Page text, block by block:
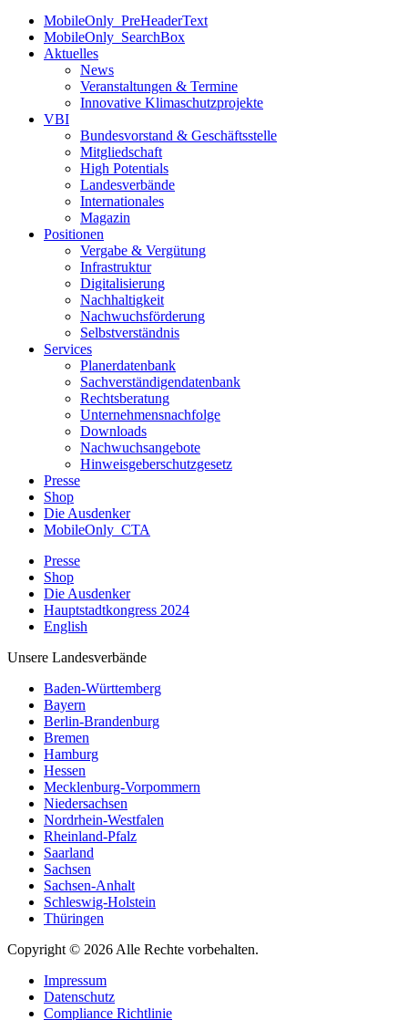
MobileOnly_PreHeaderText
MobileOnly_SearchBox
Aktuelles
News
Veranstaltungen & Termine
Innovative Klimaschutzprojekte
VBI
Bundesvorstand & Geschäftsstelle
Mitgliedschaft
High Potentials
Landesverbände
Internationales
Magazin
Positionen
Vergabe & Vergütung
Infrastruktur
Digitalisierung
Nachhaltigkeit
Nachwuchsförderung
Selbstverständnis
Services
Planerdatenbank
Sachverständigendatenbank
Rechtsberatung
Unternehmensnachfolge
Downloads
Nachwuchsangebote
Hinweisgeberschutzgesetz
Presse
Shop
Die Ausdenker
MobileOnly_CTA
Presse
Shop
Die Ausdenker
Hauptstadtkongress 2024
English
Unsere Landesverbände
Baden-Württemberg
Bayern
Berlin-Brandenburg
Bremen
Hamburg
Hessen
Mecklenburg-Vorpommern
Niedersachsen
Nordrhein-Westfalen
Rheinland-Pfalz
Saarland
Sachsen
Sachsen-Anhalt
Schleswig-Holstein
Thüringen
Copyright © 2026 Alle Rechte vorbehalten.
Impressum
Datenschutz
Compliance Richtlinie